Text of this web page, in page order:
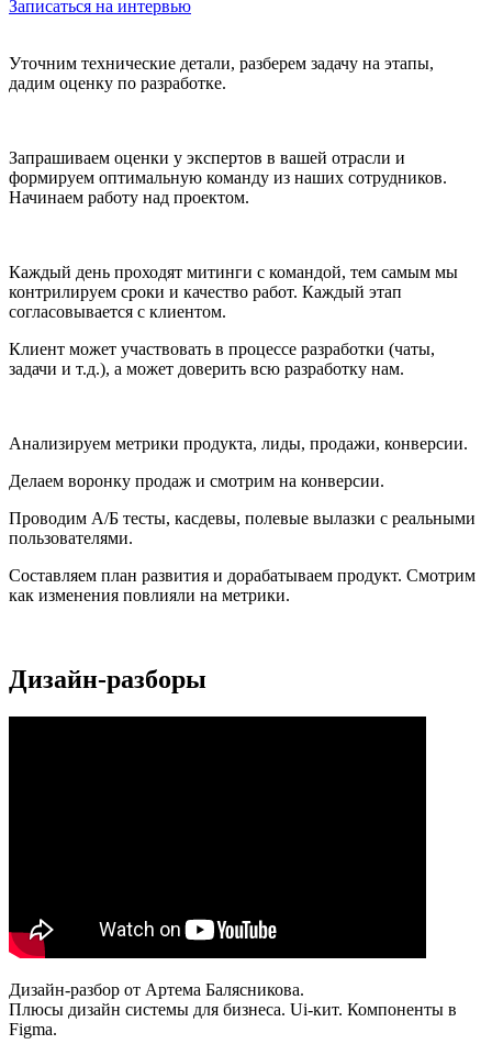
Записаться на интервью
Уточним технические детали, разберем задачу на этапы,
дадим оценку по разработке.
Запрашиваем оценки у экспертов в вашей отрасли и
формируем оптимальную команду из наших сотрудников.
Начинаем работу над проектом.
Каждый день проходят митинги с командой, тем самым мы
контрилируем сроки и качество работ. Каждый этап
согласовывается с клиентом.
Клиент может участвовать в процессе разработки (чаты,
задачи и т.д.), а может доверить всю разработку нам.
Анализируем метрики продукта, лиды, продажи, конверсии.
Делаем воронку продаж и смотрим на конверсии.
Проводим A/Б тесты, касдевы, полевые вылазки с реальными
пользователями.
Составляем план развития и дорабатываем продукт. Смотрим
как изменения повлияли на метрики.
Дизайн-разборы
Дизайн-разбор от Артема Балясникова.
Плюсы дизайн системы для бизнеса. Ui-кит. Компоненты в
Figma.